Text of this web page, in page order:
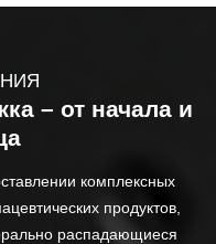
– от начала и
комплексных
продуктов,
распадающиеся